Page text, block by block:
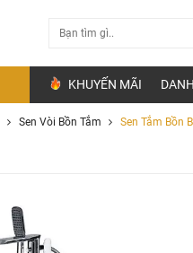
KHUYẾN MÃI
Sen Vòi Bồn Tắm Sen Tắm Bồn